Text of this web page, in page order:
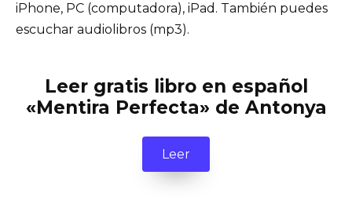
iPhone, PC (computadora), iPad. También puedes
escuchar audiolibros (mp3).
Leer gratis libro en español
«Mentira Perfecta» de Antonya
Leer